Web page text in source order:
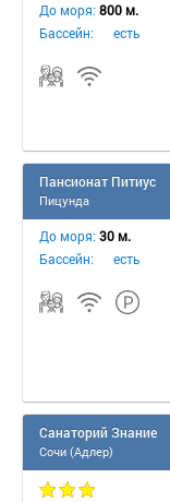
До моря: 800 м.
Бассейн:
есть
Пансионат Питиус
Пицунда
До моря: 30 м.
Бассейн:
есть
Санаторий Знание
Сочи (Адлер)